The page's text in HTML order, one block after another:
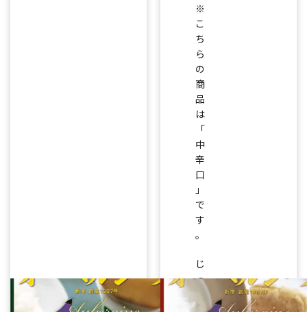
※
こ
ち
ら
の
商
品
は
「
中
辛
口
」
で
す
。
じ
っ